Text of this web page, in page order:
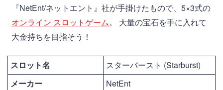
『NetEnt/ネットエント』社が手掛けたもので、5×3式の
オンライン スロットゲーム。 大量の宝石を手に入れて
大金持ちを目指そう！
スロット名
スターバースト (Starburst)
メーカー
NetEnt